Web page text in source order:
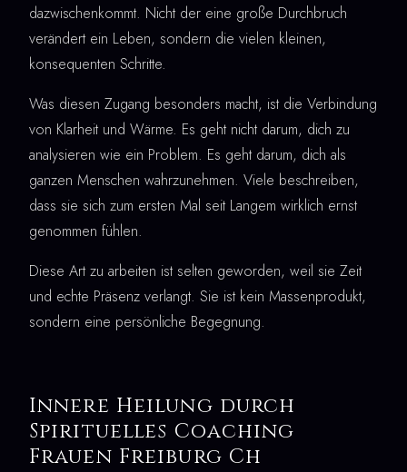
dazwischenkommt. Nicht der eine große Durchbruch
verändert ein Leben, sondern die vielen kleinen,
konsequenten Schritte.
Was diesen Zugang besonders macht, ist die Verbindung
von Klarheit und Wärme. Es geht nicht darum, dich zu
analysieren wie ein Problem. Es geht darum, dich als
ganzen Menschen wahrzunehmen. Viele beschreiben,
dass sie sich zum ersten Mal seit Langem wirklich ernst
genommen fühlen.
Diese Art zu arbeiten ist selten geworden, weil sie Zeit
und echte Präsenz verlangt. Sie ist kein Massenprodukt,
sondern eine persönliche Begegnung.
Innere Heilung durch
Spirituelles Coaching
Frauen Freiburg Ch